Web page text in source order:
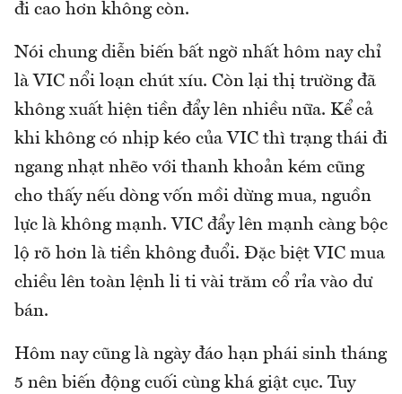
đi cao hơn không còn.
Nói chung diễn biến bất ngờ nhất hôm nay chỉ
là VIC nổi loạn chút xíu. Còn lại thị trường đã
không xuất hiện tiền đẩy lên nhiều nữa. Kể cả
khi không có nhịp kéo của VIC thì trạng thái đi
ngang nhạt nhẽo với thanh khoản kém cũng
cho thấy nếu dòng vốn mồi dừng mua, nguồn
lực là không mạnh. VIC đẩy lên mạnh càng bộc
lộ rõ hơn là tiền không đuổi. Đặc biệt VIC mua
chiều lên toàn lệnh li ti vài trăm cổ rỉa vào dư
bán.
Hôm nay cũng là ngày đáo hạn phái sinh tháng
5 nên biến động cuối cùng khá giật cục. Tuy